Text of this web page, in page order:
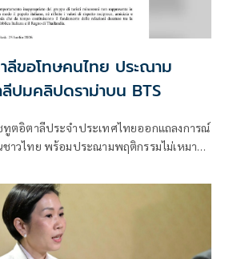
ขอโทษคนไทย ประณาม
ปมคลิปดราม่าบน BTS
ทูตอิตาลีประจำประเทศไทยออกแถลงการณ์
าวไทย พร้อมประณามพฤติกรรมไม่เหมาะ